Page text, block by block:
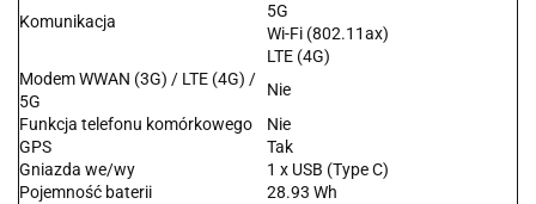
Komunikacja
5G
Wi-Fi (802.11ax)
LTE (4G)
Modem WWAN (3G) / LTE (4G) /
5G
Nie
Funkcja telefonu komórkowego
Nie
GPS
Tak
Gniazda we/wy
1 x USB (Type C)
Pojemność baterii
28.93 Wh